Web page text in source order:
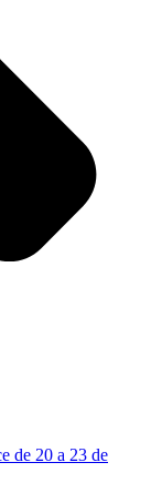
de 20 a 23 de